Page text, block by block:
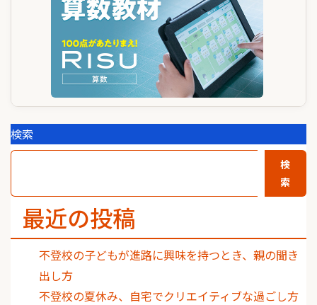
検索
検
索
最近の投稿
不登校の子どもが進路に興味を持つとき、親の聞き
出し方
不登校の夏休み、自宅でクリエイティブな過ごし方